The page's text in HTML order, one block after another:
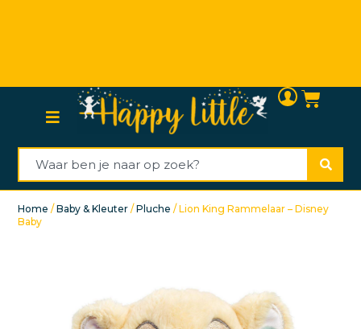
Home /Baby & Kleuter /Pluche / Lion King Rammelaar – Disney
Baby